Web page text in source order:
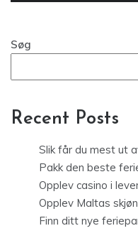
Søg
Recent Posts
Slik får du mest ut
Pakk den beste
Opplev casino i
Opplev Maltas
Finn ditt nye